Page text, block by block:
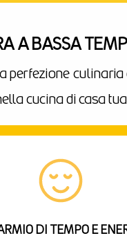
A BASSA
perfezione
cucina di casa tua
DI TEMPO E